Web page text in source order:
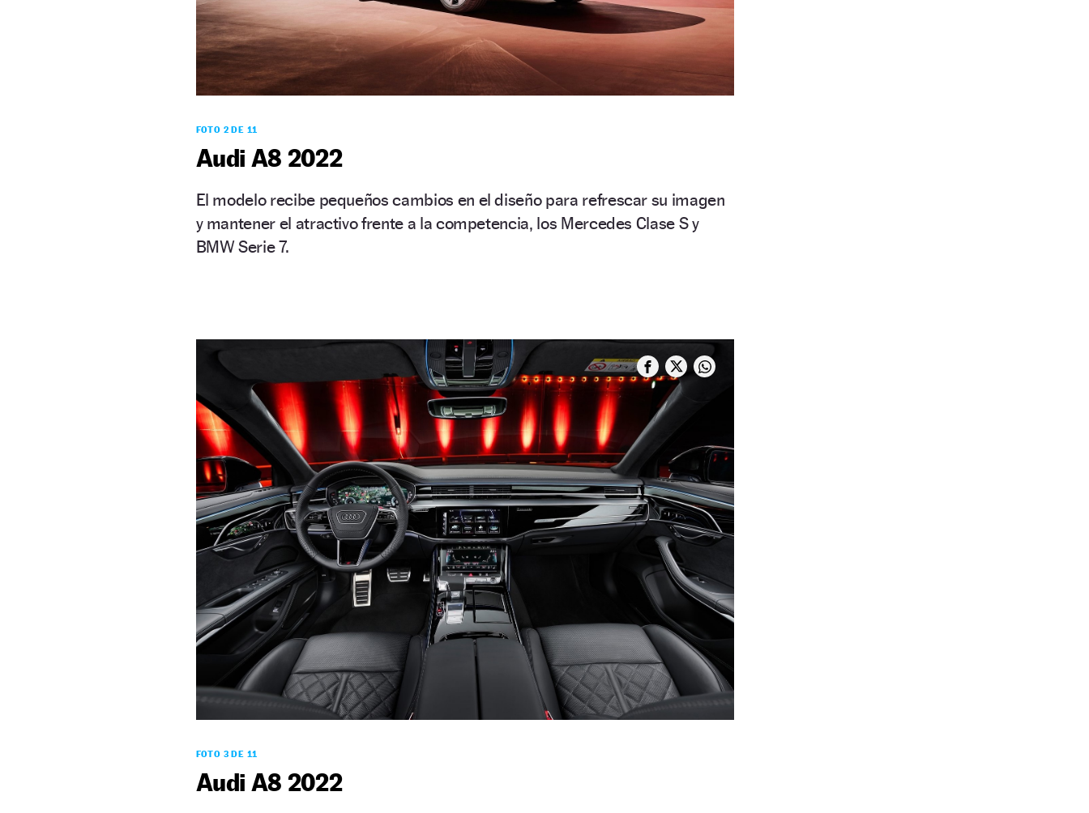
FOTO 2 DE 11
Audi A8 2022
El modelo recibe pequeños cambios en el diseño para refrescar su imagen
y mantener el atractivo frente a la competencia, los Mercedes Clase S y
BMW Serie 7.
FOTO 3 DE 11
Audi A8 2022